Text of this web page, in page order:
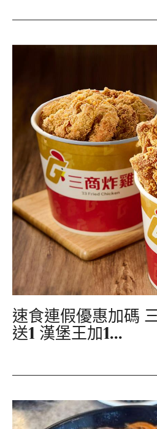
速食連假優惠加碼
送1 漢堡王加1...